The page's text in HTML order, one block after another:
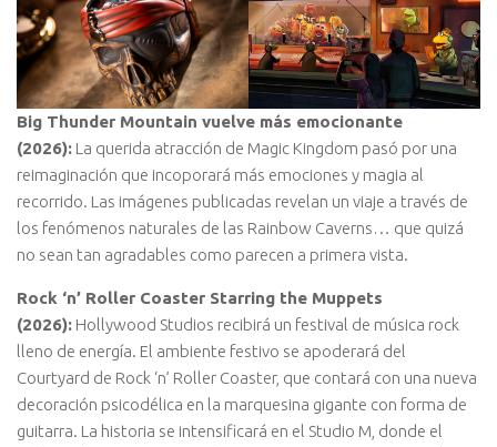
Big Thunder Mountain vuelve más emocionante
(2026): La querida atracción de Magic Kingdom pasó por una
reimaginación que incoporará más emociones y magia al
recorrido. Las imágenes publicadas revelan un viaje a través de
los fenómenos naturales de las Rainbow Caverns… que quizá
no sean tan agradables como parecen a primera vista.
Rock ‘n’ Roller Coaster Starring the Muppets
(2026): Hollywood Studios recibirá un festival de música rock
lleno de energía. El ambiente festivo se apoderará del
Courtyard de Rock ‘n’ Roller Coaster, que contará con una nueva
decoración psicodélica en la marquesina gigante con forma de
guitarra. La historia se intensificará en el Studio M, donde el